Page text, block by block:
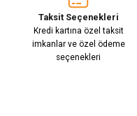
Taksit Seçenekleri
Kredi kartına özel taksit
imkanlar ve özel ödeme
seçenekleri